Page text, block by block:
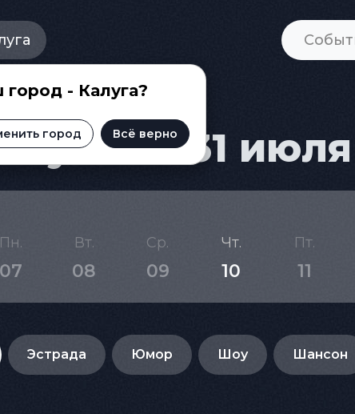
город - Калуга?
город Всё верно
на 31 июля
Пн.
07
Вт.
08
Ср.
09
Чт.
10
Пт.
11
Эстрада Юмор Шоу Шансон